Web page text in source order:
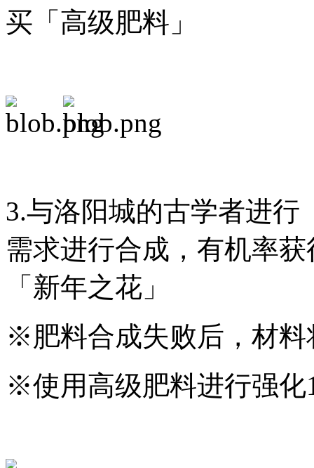
买「高级肥料」
3.与洛阳城的古学者进
需求进行合成，有机率
「新年之花」
※肥料合成失败后，材料
※使用高级肥料进行强化